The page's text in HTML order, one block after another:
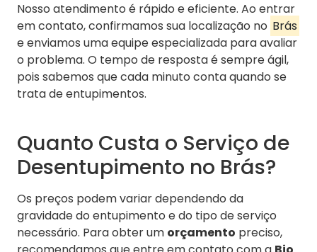
Nosso atendimento é rápido e eficiente. Ao entrar
em contato, confirmamos sua localização no Brás
e enviamos uma equipe especializada para avaliar
o problema. O tempo de resposta é sempre ágil,
pois sabemos que cada minuto conta quando se
trata de entupimentos.
Quanto Custa o Serviço de
Desentupimento no Brás?
Os preços podem variar dependendo da
gravidade do entupimento e do tipo de serviço
necessário. Para obter um orçamento preciso,